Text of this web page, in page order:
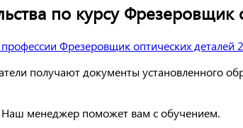
по курсу Фрезеровщик
получают документы установленного
Наш менеджер поможет вам с обучением.